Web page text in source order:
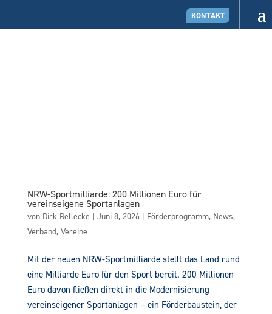
KONTAKT
NRW-Sportmilliarde: 200 Millionen Euro für
vereinseigene Sportanlagen
von Dirk Rellecke | Juni 8, 2026| Förderprogramm, News,
Verband, Vereine
Mit der neuen NRW-Sportmilliarde stellt das Land rund
eine Milliarde Euro für den Sport bereit. 200 Millionen
Euro davon fließen direkt in die Modernisierung
vereinseigener Sportanlagen – ein Förderbaustein, der